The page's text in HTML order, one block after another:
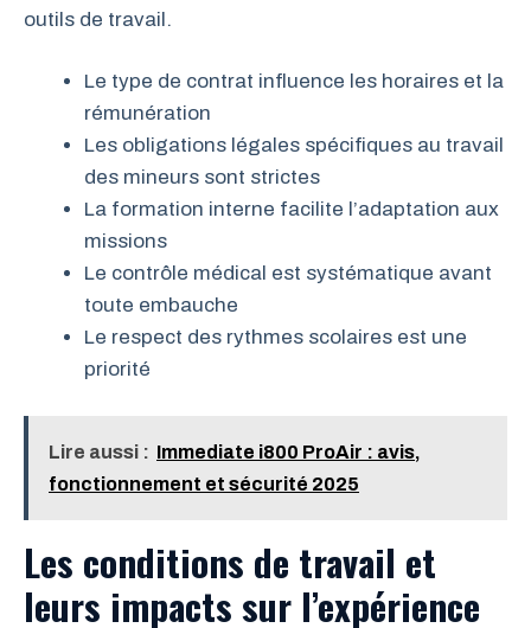
outils de travail.
Le type de contrat influence les horaires et la
rémunération
Les obligations légales spécifiques au travail
des mineurs sont strictes
La formation interne facilite l’adaptation aux
missions
Le contrôle médical est systématique avant
toute embauche
Le respect des rythmes scolaires est une
priorité
Lire aussi : Immediate i800 ProAir : avis,
fonctionnement et sécurité 2025
Les conditions de travail et
leurs impacts sur l’expérience